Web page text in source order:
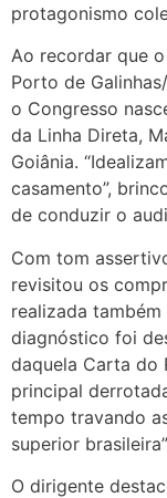
protagonismo
Ao recordar que
Porto de
o Congresso
da Linha Direta,
Goiânia.
casamento”,
de conduzir o
Com tom
revisitou os
realizada
diagnóstico foi
daquela Carta do
principal
tempo travando
superior
O dirigente